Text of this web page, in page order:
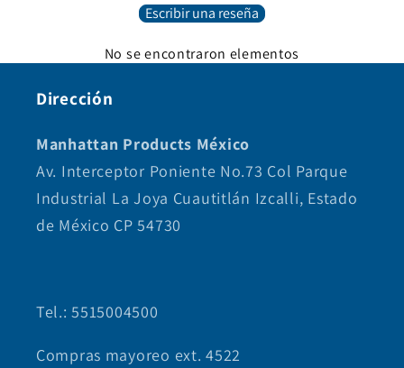
Escribir una reseña
No se encontraron elementos
Dirección
Manhattan Products México
Av. Interceptor Poniente No.73 Col Parque
Industrial La Joya Cuautitlán Izcalli, Estado
de México CP 54730
Tel.: 5515004500
Compras mayoreo ext. 4522